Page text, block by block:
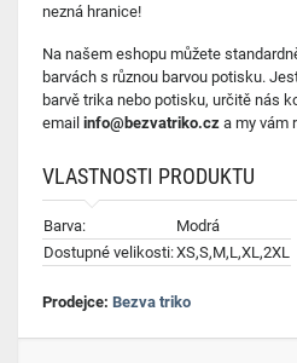
nezná hranice!
Na našem eshopu můžete
barvách s různou barvou potisku.
barvě trika nebo potisku, určitě nás
email info@bezvatriko.cz a my vám
VLASTNOSTI PRODUKTU
Barva:
Modrá
Dostupné velikosti:XS,S,M,L,XL,2XL
Prodejce: Bezva triko